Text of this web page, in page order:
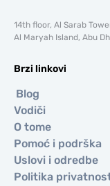
14th floor, Al Sarab
Al Maryah Island, Abu
Brzi linkovi
Blog
Vodiči
O tome
Pomoć i podrška
Uslovi i odredbe
Politika